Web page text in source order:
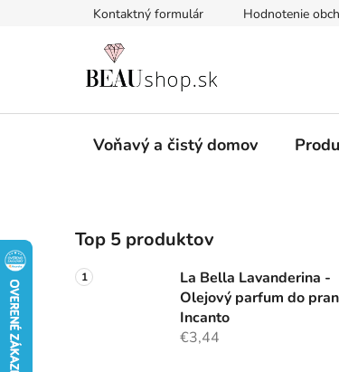
Kontaktný formulár Hodnotenie
Voňavý a čistý domov
o
č
n
Top 5 produktov
La Bella Lavanderina -
Olejový parfum do
Incanto
€3,44